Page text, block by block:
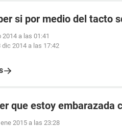
si por medio del tacto
2014 a las 01:41
dic 2014 a las 17:42
que estoy embarazada
2015 a las 23:28